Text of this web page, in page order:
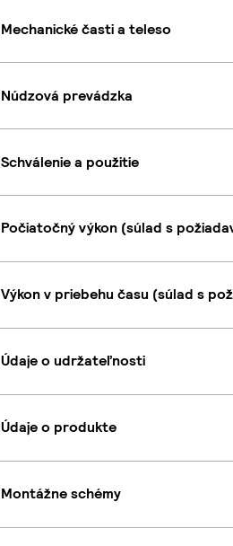
Mechanické časti a teleso
Núdzová prevádzka
Schválenie a použitie
Počiatočný výkon (súlad s
Výkon v priebehu času (súlad s
Údaje o udržateľnosti
Údaje o produkte
Montážne schémy